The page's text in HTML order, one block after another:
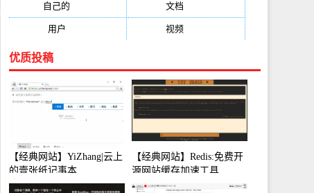
自己的 文档
用户 视频
优质投稿
【经典网站】YiZhang|云上
的壹张纸记事本
【经典网站】Redis:免费开
源网站缓存加速工具